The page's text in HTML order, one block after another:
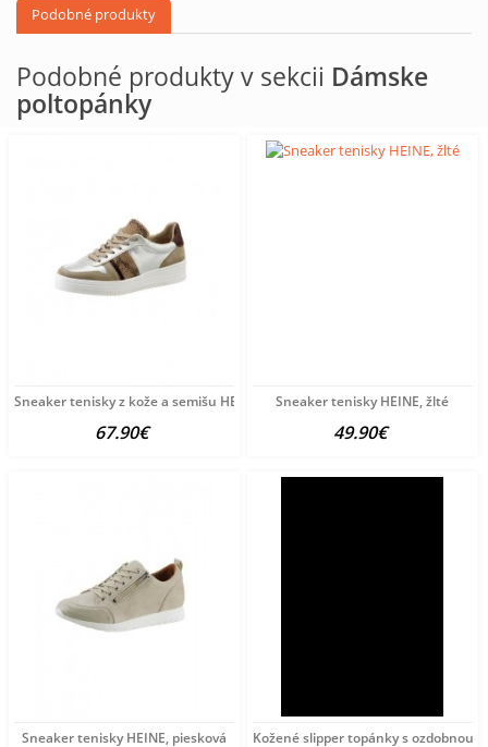
Podobné produkty
Podobné produkty v sekcii Dámske
poltopánky
Sneaker tenisky z kože a semišu HEINE, viacfarebné
67.90€
Sneaker tenisky HEINE, žlté
49.90€
Sneaker tenisky HEINE, piesková Kožené slipper topánky s ozdobnou